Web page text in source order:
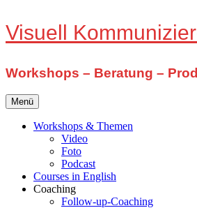
Zum
Inhalt
Visuell
Workshops – Beratung –
Menü
Workshops & Themen
Video
Foto
Podcast
Courses in English
Coaching
Follow-up-Coaching